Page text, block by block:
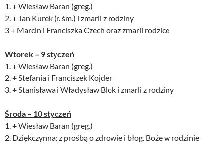
1. + Wiesław Baran (greg.)
2. + Jan Kurek (r. śm.) i zmarli z rodziny
3 + Marcin i Franciszka Czech oraz zmarli rodzice
Wtorek – 9 styczeń
1. + Wiesław Baran (greg.)
2. + Stefania i Franciszek Kojder
3. + Stanisława i Władysław Blok i zmarli z rodziny
Środa – 10 styczeń
1. + Wiesław Baran (greg.)
2. Dziękczynna; z prośbą o zdrowie i błog. Boże w rodzinie